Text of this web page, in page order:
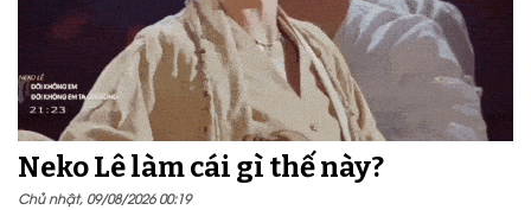
Neko Lê làm cái gì thế này?
Chủ nhật, 09/08/2026 00:19